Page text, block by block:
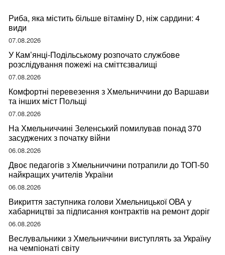
Риба, яка містить більше вітаміну D, ніж сардини: 4
види
07.08.2026
У Кам’янці-Подільському розпочато службове
розслідування пожежі на сміттєзвалищі
07.08.2026
Комфортні перевезення з Хмельниччини до Варшави
та інших міст Польщі
07.08.2026
На Хмельниччині Зеленський помилував понад 370
засуджених з початку війни
06.08.2026
Двоє педагогів з Хмельниччини потрапили до ТОП-50
найкращих учителів України
06.08.2026
Викриття заступника голови Хмельницької ОВА у
хабарництві за підписання контрактів на ремонт доріг
06.08.2026
Веслувальники з Хмельниччини виступлять за Україну
на чемпіонаті світу